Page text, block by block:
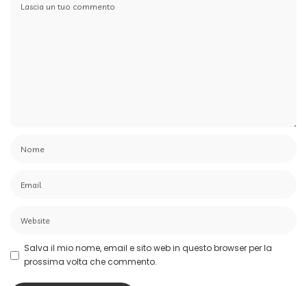
Salva il mio nome, email e sito web in questo browser per la
prossima volta che commento.